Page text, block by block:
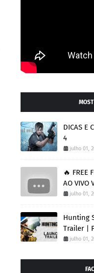
DICAS E
4
julho 01,
🔥 FREE
AO VIVO
julho 01,
Hunting
Trailer |
julho 01,